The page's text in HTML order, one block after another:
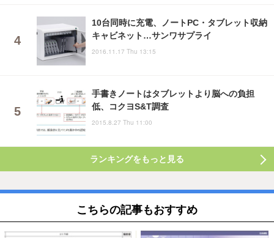
10台同時に充電、ノートPC・タブレット収納
キャビネット…サンワサプライ
2016.11.17 Thu 13:15
手書きノートはタブレットより脳への負担
低、コクヨS&T調査
2015.8.27 Thu 11:00
ランキングをもっと見る
こちらの記事もおすすめ